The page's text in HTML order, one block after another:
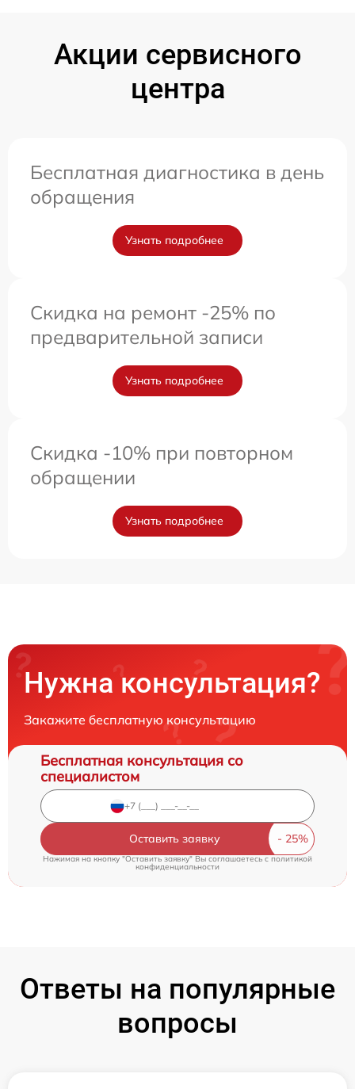
Акции сервисного
центра
Бесплатная диагностика в день
обращения
Узнать подробнее
Скидка на ремонт -25% по
предварительной записи
Узнать подробнее
Скидка -10% при повторном
обращении
Узнать подробнее
Нужна консультация?
Закажите бесплатную консультацию
Бесплатная консультация со
специалистом
Оставить заявку
Нажимая на кнопку "Оставить заявку" Вы соглашаетесь cполитикой
конфиденциальности
Ответы на популярные
вопросы